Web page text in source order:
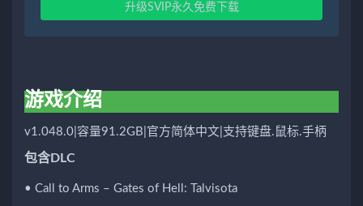
升级SVIP永久免费下载
游戏介绍
v1.048.0|容量91.2GB|官方简体中文|支持键盘.鼠标.手柄
包含DLC
• Call to Arms – Gates of Hell: Talvisota